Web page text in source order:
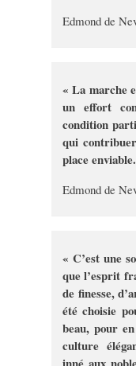
Edmond de
« La marche
un effort
condition
qui
place
Edmond de
« C’est une
que l’esprit
de finesse,
été choisie
beau, pour
culture